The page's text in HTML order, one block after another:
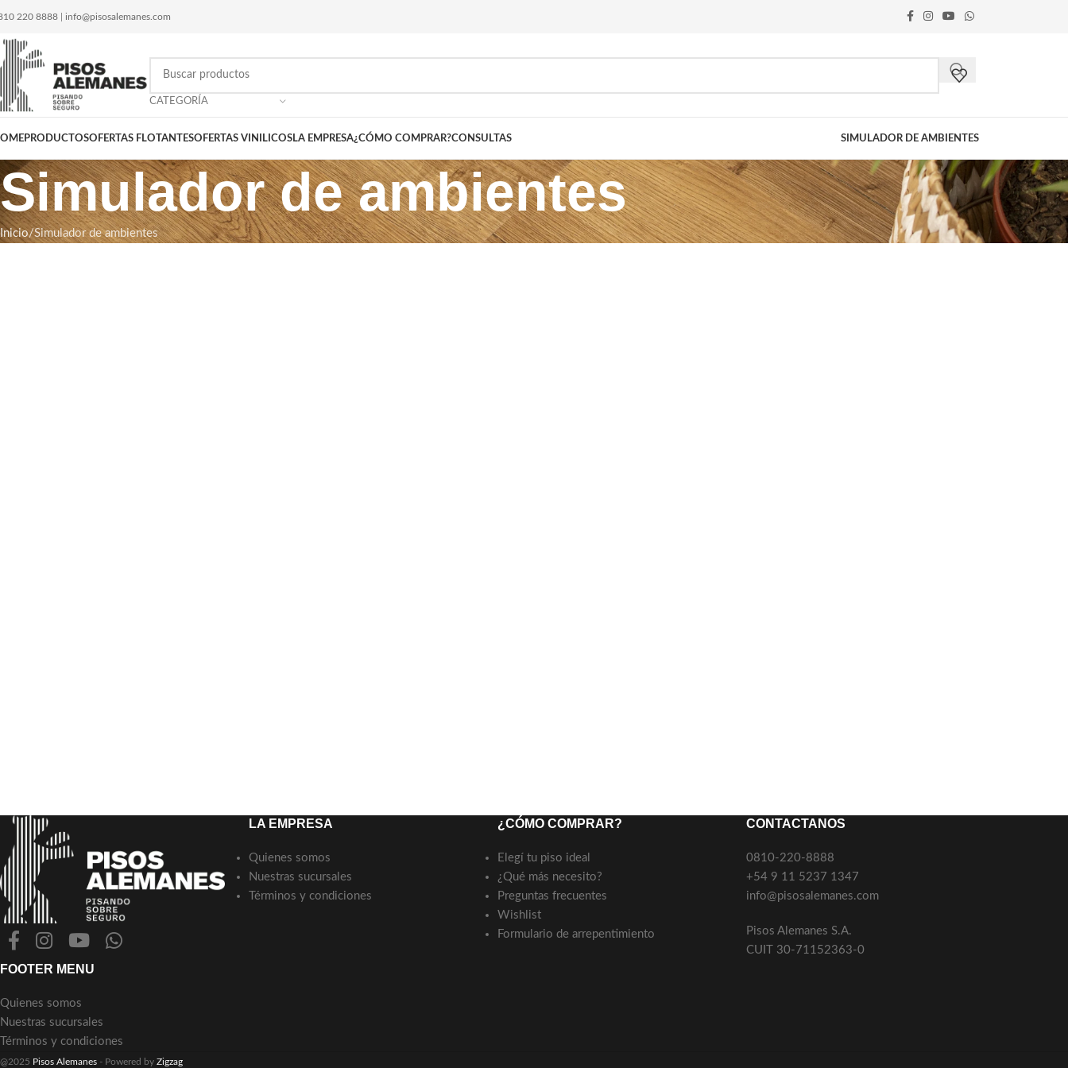
220 8888 info@pisosalemanes.com
CATEGORÍA
PRODUCTOSOFERTAS FLOTANTESOFERTAS VINILICOS LA EMPRESA¿CÓMO COMPRAR?CONSULTAS SIMULADOR DE AMBIENTES
Simulador de ambientes
Inicio Simulador de ambientes
FOOTER MENU
Quienes somos
Nuestras sucursales
Términos y condiciones
LA EMPRESA
Quienes somos
Nuestras sucursales
Términos y condiciones
¿CÓMO COMPRAR?
Elegí tu piso ideal
¿Qué más necesito?
Preguntas frecuentes
Wishlist
Formulario de arrepentimiento
CONTACTANOS
0810-220-8888
+54 9 11 5237 1347
info@pisosalemanes.com
Pisos Alemanes S.A.
CUIT 30-71152363-0
@2025 Pisos Alemanes - Powered by Zigzag